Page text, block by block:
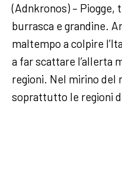
(Adnkronos) – Piogge,
burrasca e grandine.
maltempo a colpire
a far scattare l’allerta
regioni. Nel mirino del
soprattutto le regioni